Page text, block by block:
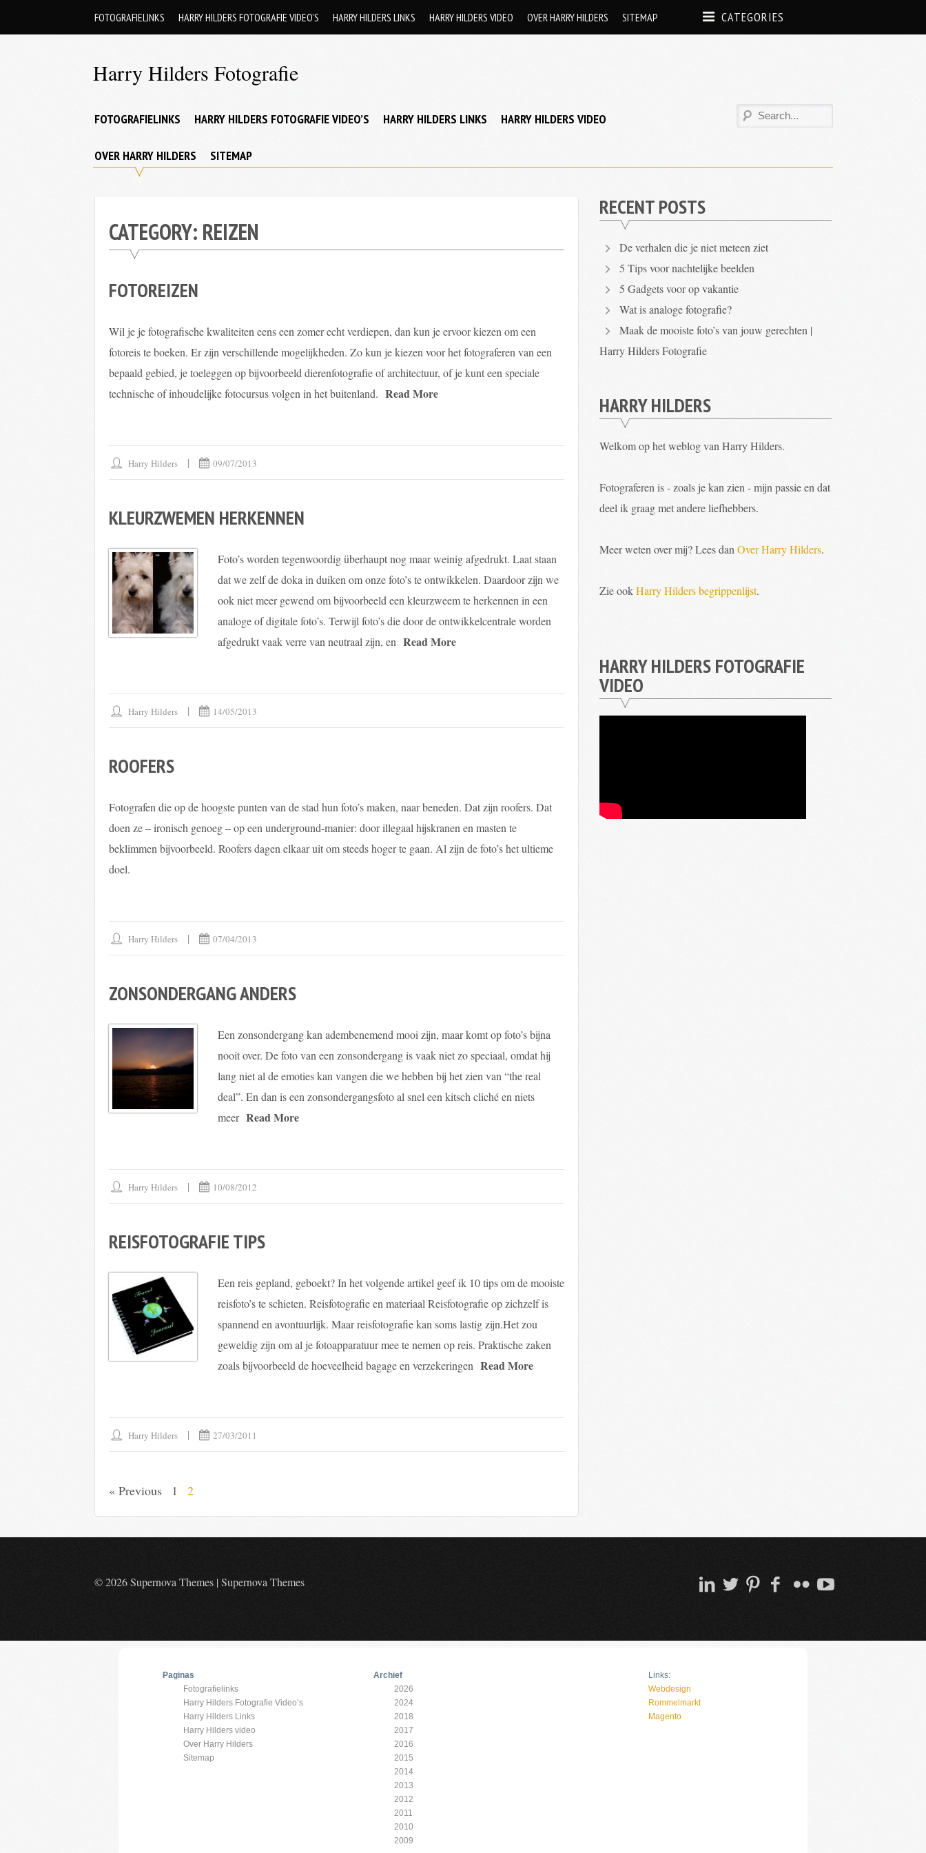
FOTOGRAFIELINKS HARRY HILDERS FOTOGRAFIE VIDEO’S HARRY HILDERS LINKS HARRY HILDERS VIDEO OVER HARRY HILDERS SITEMAP CATEGORIES
Harry Hilders Fotografie
van
Hilders
FOTOGRAFIELINKS HARRY HILDERS FOTOGRAFIE VIDEO’S HARRY HILDERS LINKS HARRY HILDERS VIDEO
OVER HARRY HILDERS SITEMAP
CATEGORY: REIZEN
FOTOREIZEN
Wil je je fotografische kwaliteiten eens een zomer echt verdiepen, dan kun je ervoor kiezen om een
fotoreis te boeken. Er zijn verschillende mogelijkheden. Zo kun je kiezen voor het fotograferen van een
bepaald gebied, je toeleggen op bijvoorbeeld dierenfotografie of architectuur, of je kunt een speciale
technische of inhoudelijke fotocursus volgen in het buitenland. Read More
Harry Hilders 09/07/2013
KLEURZWEMEN HERKENNEN
Foto’s worden tegenwoordig überhaupt nog maar weinig afgedrukt. Laat staan
dat we zelf de doka in duiken om onze foto’s te ontwikkelen. Daardoor zijn we
ook niet meer gewend om bijvoorbeeld een kleurzweem te herkennen in een
analoge of digitale foto’s. Terwijl foto’s die door de ontwikkelcentrale worden
afgedrukt vaak verre van neutraal zijn, en Read More
Harry Hilders 14/05/2013
ROOFERS
Fotografen die op de hoogste punten van de stad hun foto’s maken, naar beneden. Dat zijn roofers. Dat
doen ze – ironisch genoeg – op een underground-manier: door illegaal hijskranen en masten te
beklimmen bijvoorbeeld. Roofers dagen elkaar uit om steeds hoger te gaan. Al zijn de foto’s het ultieme
doel.
Harry Hilders 07/04/2013
ZONSONDERGANG ANDERS
Een zonsondergang kan adembenemend mooi zijn, maar komt op foto’s bijna
nooit over. De foto van een zonsondergang is vaak niet zo speciaal, omdat hij
lang niet al de emoties kan vangen die we hebben bij het zien van “the real
deal”. En dan is een zonsondergangsfoto al snel een kitsch cliché en niets
meer Read More
Harry Hilders 10/08/2012
REISFOTOGRAFIE TIPS
Een reis gepland, geboekt? In het volgende artikel geef ik 10 tips om de mooiste
reisfoto’s te schieten. Reisfotografie en materiaal Reisfotografie op zichzelf is
spannend en avontuurlijk. Maar reisfotografie kan soms lastig zijn.Het zou
geweldig zijn om al je fotoapparatuur mee te nemen op reis. Praktische zaken
zoals bijvoorbeeld de hoeveelheid bagage en verzekeringen Read More
Harry Hilders 27/03/2011
« Previous 1 2
RECENT POSTS
De verhalen die je niet meteen ziet
5 Tips voor nachtelijke beelden
5 Gadgets voor op vakantie
Wat is analoge fotografie?
Maak de mooiste foto’s van jouw gerechten |
Harry Hilders Fotografie
HARRY HILDERS
Welkom op het weblog van Harry Hilders.
Fotograferen is - zoals je kan zien - mijn passie en dat
deel ik graag met andere liefhebbers.
Meer weten over mij? Lees danOver Harry Hilders.
Zie ookHarry Hilders begrippenlijst.
HARRY HILDERS FOTOGRAFIE
VIDEO
© 2026 Supernova Themes |Supernova Themes
Paginas
Fotografielinks
Harry Hilders Fotografie Video’s
Harry Hilders Links
Harry Hilders video
Over Harry Hilders
Sitemap
Archief
2026
2024
2018
2017
2016
2015
2014
2013
2012
2011
2010
2009
Links:
Webdesign
Rommelmarkt
Magento